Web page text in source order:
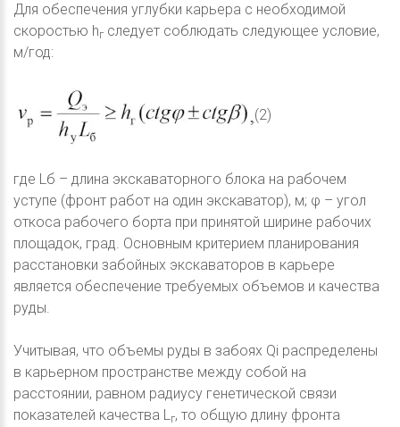
Для обеспечения углубки карьера с необходимой
скоростью hг следует соблюдать следующее условие,
м/год:
(2)
где Lб – длина экскаваторного блока на рабочем
уступе (фронт работ на один экскаватор), м; φ – угол
откоса рабочего борта при принятой ширине рабочих
площадок, град. Основным критерием планирования
расстановки забойных экскаваторов в карьере
является обеспечение требуемых объемов и качества
руды.
Учитывая, что объемы руды в забоях Qi распределены
в карьерном пространстве между собой на
расстоянии, равном радиусу генетической связи
показателей качества Lг, то общую длину фронта